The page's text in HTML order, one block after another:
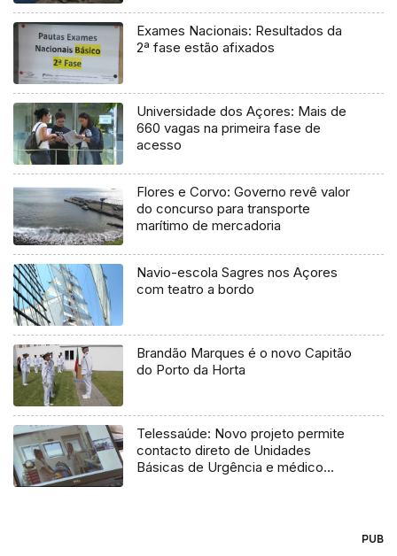
Exames Nacionais: Resultados da
2ª fase estão afixados
Universidade dos Açores: Mais de
660 vagas na primeira fase de
acesso
Flores e Corvo: Governo revê valor
do concurso para transporte
marítimo de mercadoria
Navio-escola Sagres nos Açores
com teatro a bordo
Brandão Marques é o novo Capitão
do Porto da Horta
Telessaúde: Novo projeto permite
contacto direto de Unidades
Básicas de Urgência e médico
PUB